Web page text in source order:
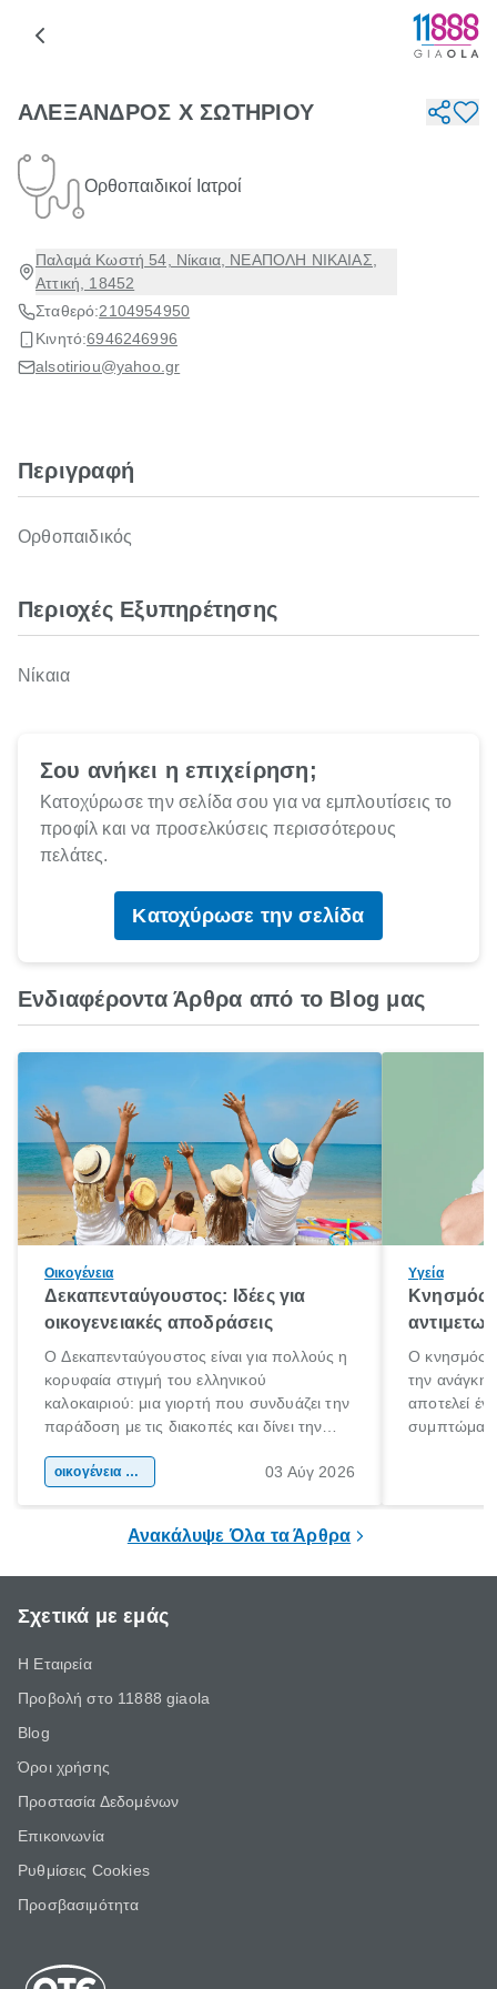
ΑΛΕΞΑΝΔΡΟΣ Χ ΣΩΤΗΡΙΟΥ
Ορθοπαιδικοί Ιατροί
Παλαμά Κωστή 54, Νίκαια, ΝΕΑΠΟΛΗ ΝΙΚΑΙΑΣ,
Αττική, 18452
Σταθερό:2104954950
Κινητό:6946246996
alsotiriou@yahoo.gr
Περιγραφή
Ορθοπαιδικός
Περιοχές Εξυπηρέτησης
Νίκαια
Σου ανήκει η επιχείρηση;
Κατοχύρωσε την σελίδα σου για να εμπλουτίσεις το
προφίλ και να προσελκύσεις περισσότερους
πελάτες.
Κατοχύρωσε την σελίδα
Ενδιαφέροντα Άρθρα από το Blog μας
Οικογένεια
Δεκαπενταύγουστος: Ιδέες για
οικογενειακές αποδράσεις
Ο Δεκαπενταύγουστος είναι για πολλούς η
κορυφαία στιγμή του ελληνικού
καλοκαιριού: μια γιορτή που συνδυάζει την
παράδοση με τις διακοπές και δίνει την
χώρας. Είτε πρόκειται για λίγες μέρες
οικογένεια & παιδί 03 Αύγ 2026
Υγεία
Κνησμός:
Ο κνησμός
την ανάγκη
αποτελεί
Ανακάλυψε Όλα τα Άρθρα
Σχετικά με εμάς
Η Εταιρεία
Προβολή στο 11888 giaola
Blog
Όροι χρήσης
Προστασία Δεδομένων
Επικοινωνία
Ρυθμίσεις Cookies
Προσβασιμότητα